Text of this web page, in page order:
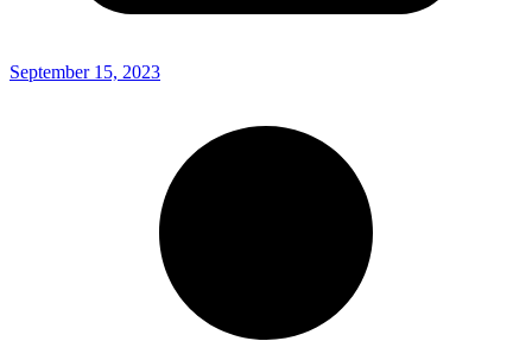
September 15, 2023